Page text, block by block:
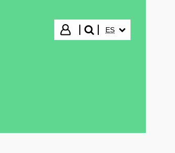
Iniciar sesión
buscar"
ES